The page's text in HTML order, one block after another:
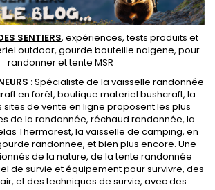
SENTIERS, expériences, tests produits et
outdoor, gourde bouteille nalgene, pour
randonner ettente MSR
:Spécialiste de la vaisselle randonnée
en forêt, boutique materiel bushcraft, la
sites de vente en ligne proposent les plus
de la randonnée, réchaud randonnée, la
Thermarest, la vaisselle de camping, en
randonnee, et bien plus encore. Une
de la nature, de latente randonnée
de survie et équipement pour survivre, des
et des techniques de survie, avec des